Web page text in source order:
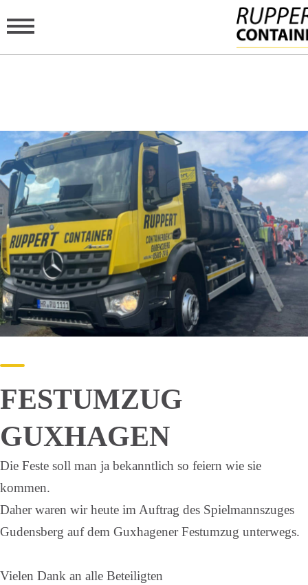
FESTUMZUG
GUXHAGEN
Die Feste soll man ja bekanntlich so feiern wie sie
kommen.
Daher waren wir heute im Auftrag des Spielmannszuges
Gudensberg auf dem Guxhagener Festumzug unterwegs.
Vielen Dank an alle Beteiligten